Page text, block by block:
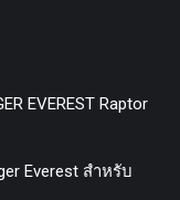
EVEREST Raptor
Everest สำหรับ